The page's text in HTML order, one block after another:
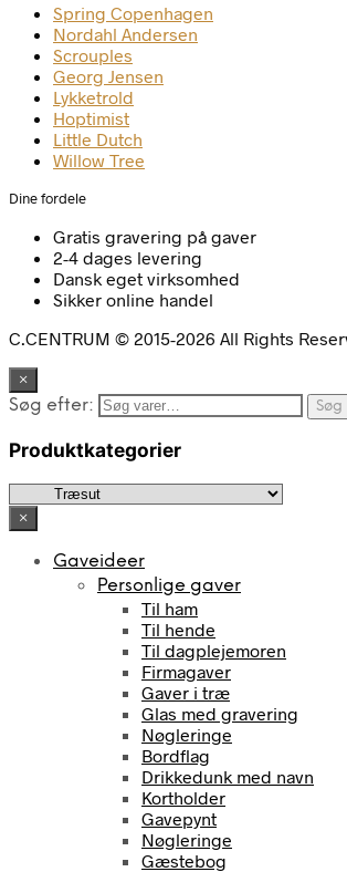
Spring Copenhagen
Nordahl Andersen
Scrouples
Georg Jensen
Lykketrold
Hoptimist
Little Dutch
Willow Tree
Dine fordele
Gratis gravering på gaver
2-4 dages levering
Dansk eget virksomhed
Sikker online handel
C.CENTRUM © 2015-2026 All Rights
×
Søg efter: Søg
Produktkategorier
×
Gaveideer
Personlige gaver
Til ham
Til hende
Til dagplejemoren
Firmagaver
Gaver i træ
Glas med gravering
Nøgleringe
Bordflag
Drikkedunk med navn
Kortholder
Gavepynt
Nøgleringe
Gæstebog